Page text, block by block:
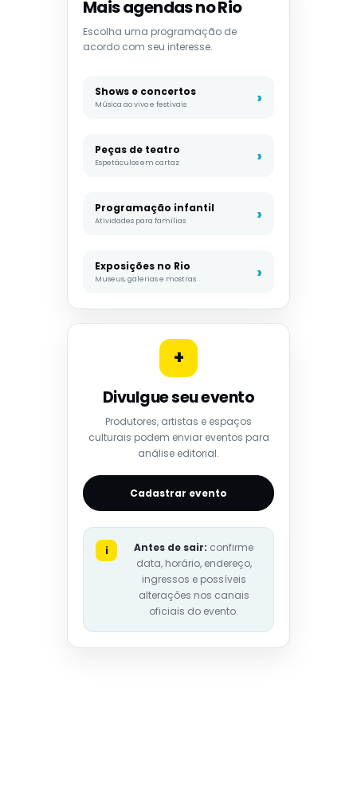
Mais agendas no Rio
Escolha uma programação de
acordo com seu interesse.
Shows e concertos
Música ao vivo e festivais
Peças de teatro
Espetáculos em cartaz
Programação infantil
Atividades para famílias
Exposições no Rio
Museus, galerias e mostras
+
Divulgue seu evento
Produtores, artistas e espaços
culturais podem enviar eventos para
análise editorial.
Cadastrar evento
i Antes de sair: confirme
data, horário, endereço,
ingressos e possíveis
alterações nos canais
oficiais do evento.